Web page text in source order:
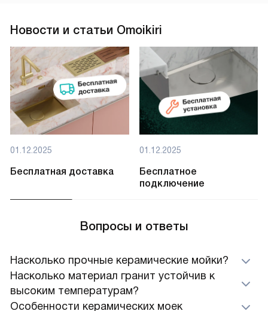
Новости и статьи Omoikiri
01.12.2025
Бесплатная доставка
01.12.2025
Бесплатное
подключение
Вопросы и ответы
Насколько прочные керамические мойки?
Насколько материал гранит устойчив к
высоким температурам?
Особенности керамических моек